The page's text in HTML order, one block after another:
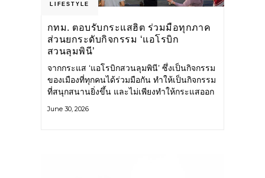
LIFESTYLE
กทม. ตอบรับกระแสฮิต ร่วมมือทุกภาค
ส่วนยกระดับกิจกรรม ‘แอโรบิก
สวนลุมพินี’
จากกระแส ‘แอโรบิกสวนลุมพินี’ ซึ่งเป็นกิจกรรม
ของเมืองที่ทุกคนได้ร่วมมือกัน ทำให้เป็นกิจกรรม
ที่สนุกสนานยิ่งขึ้น และไม่เพียงทำให้กระแสออก
กระจายไปยังหลายพื้นที่ของประเทศที่อยากออก
June 30, 2026